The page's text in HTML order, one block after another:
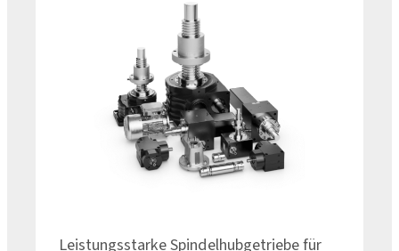
Leistungsstarke Spindelhubgetriebe für